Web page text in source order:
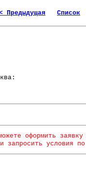
Предыдущая Список
оформить
запросить условия